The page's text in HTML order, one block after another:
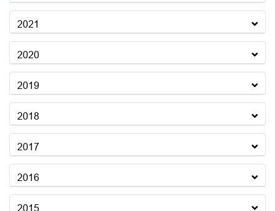
2021
2020
2019
2018
2017
2016
2015